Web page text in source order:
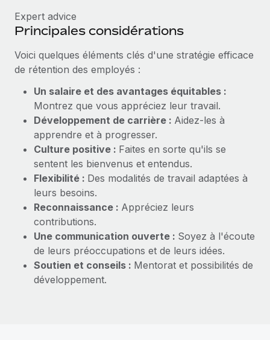
Expert advice
Principales considérations
Voici quelques éléments clés d'une stratégie efficace
de rétention des employés :
Un salaire et des avantages équitables :
Montrez que vous appréciez leur travail.
Développement de carrière : Aidez-les à
apprendre et à progresser.
Culture positive : Faites en sorte qu'ils se
sentent les bienvenus et entendus.
Flexibilité : Des modalités de travail adaptées à
leurs besoins.
Reconnaissance : Appréciez leurs
contributions.
Une communication ouverte : Soyez à l'écoute
de leurs préoccupations et de leurs idées.
Soutien et conseils : Mentorat et possibilités de
développement.